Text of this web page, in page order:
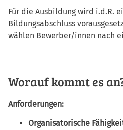
Für die Ausbildung wird i.d.R.
Bildungsabschluss
wählen Bewerber/innen nach
Worauf kommt es
Anforderungen:
Organisatorische